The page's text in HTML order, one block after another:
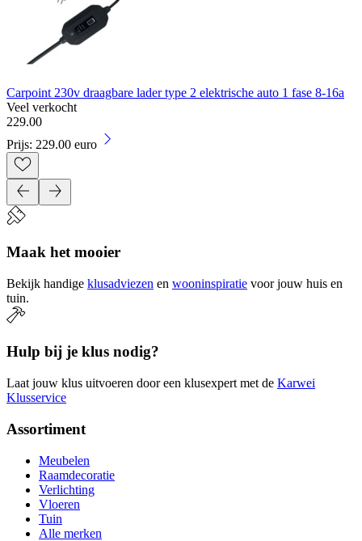
Carpoint 230v draagbare lader type 2 elektrische auto 1 fase 8-16a
Veel verkocht
229.00
Prijs: 229.00 euro
Maak het mooier
Bekijk handige klusadviezen en wooninspiratie voor jouw huis en
tuin.
Hulp bij je klus nodig?
Laat jouw klus uitvoeren door een klusexpert met de Karwei
Klusservice
Assortiment
Meubelen
Raamdecoratie
Verlichting
Vloeren
Tuin
Alle merken